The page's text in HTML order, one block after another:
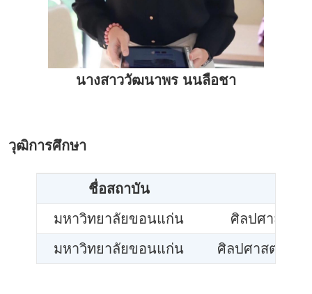
นางสาววัฒนาพร นนลือชา
วุฒิการศึกษา
ชื่อสถาบัน
มหาวิทยาลัยขอนแก่น
ศิลปศาสตร
มหาวิทยาลัยขอนแก่น
ศิลปศาสตรมห